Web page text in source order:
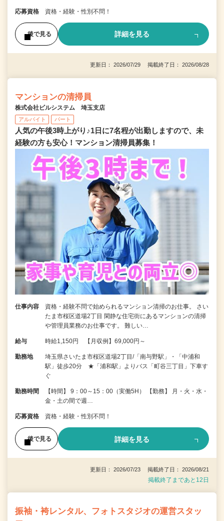
応募資格 資格・経験・性別不問！
後で見る 詳細を見る
更新日： 2026/07/29 掲載終了日： 2026/08/28
マンションの清掃員
株式会社ビルシステム 埼玉支店
アルバイト パート
人気の午後3時上がり♪1日に7名程が出勤しますので、未
経験の方も安心！マンション清掃員募集！
仕事内容
資格・経験不問で始められるマンション清掃のお仕事。 さい
たま市桜区道場2丁目 閑静な住宅街にあるマンションの清掃
や管理員業務のお仕事です。 難しい…
給与 時給1,150円 【月収例】69,000円～
勤務地
埼玉県さいたま市桜区道場2丁目/「南与野駅」・「中浦和
駅」徒歩20分 ★「浦和駅」よりバス「町谷三丁目」下車す
ぐ
勤務時間
【時間】 9：00～15：00（実働5H） 【勤務】 月・火・水・
金・土の間で週…
応募資格 資格・経験・性別不問！
後で見る 詳細を見る
更新日： 2026/07/23 掲載終了日： 2026/08/21
掲載終了まであと12日
振袖・袴レンタル、フォトスタジオの運営スタッ